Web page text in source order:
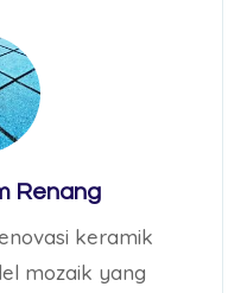
Renang
keramik
mozaik yang